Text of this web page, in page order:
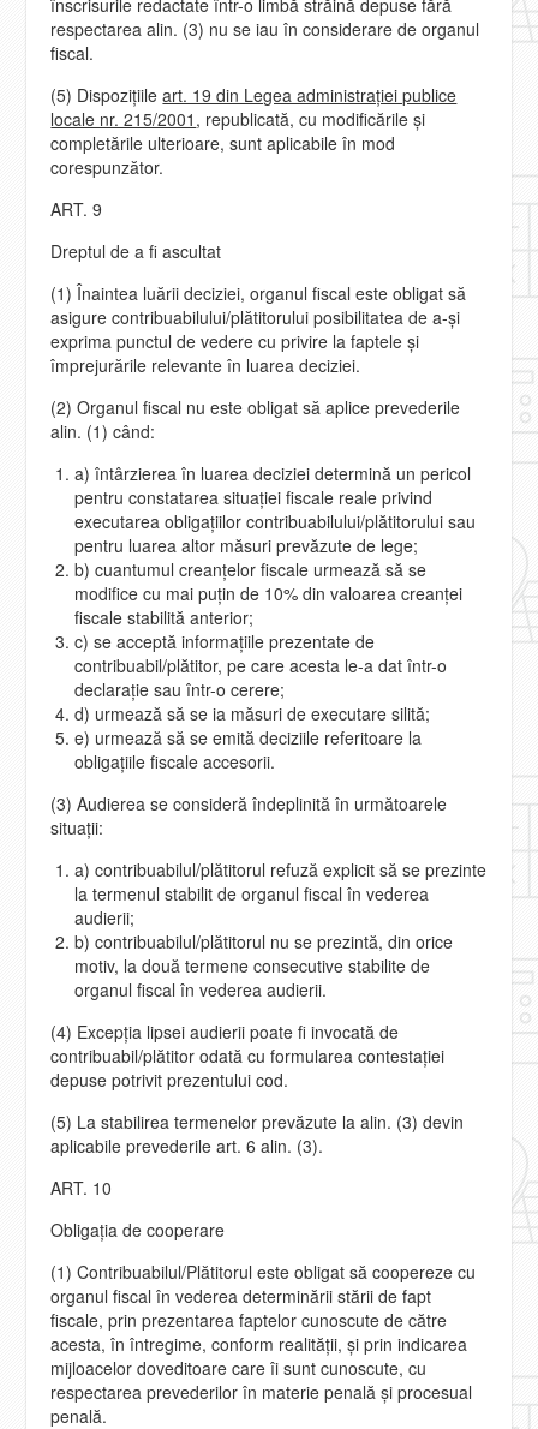
respectarea alin. (3) nu se iau în considerare de organul
fiscal.
(5) Dispoziţiileart. 19 din Legea administraţiei publice
locale nr. 215/2001 , republicată, cu modificările şi
completările ulterioare, sunt aplicabile în mod
corespunzător.
ART. 9
Dreptul de a fi ascultat
(1) Înaintea luării deciziei, organul fiscal este obligat să
asigure contribuabilului/plătitorului posibilitatea de a-şi
exprima punctul de vedere cu privire la faptele şi
împrejurările relevante în luarea deciziei.
(2) Organul fiscal nu este obligat să aplice prevederile
alin. (1) când:
a) întârzierea în luarea deciziei determină un pericol
pentru constatarea situaţiei fiscale reale privind
executarea obligaţiilor contribuabilului/plătitorului sau
pentru luarea altor măsuri prevăzute de lege;
b) cuantumul creanţelor fiscale urmează să se
modifice cu mai puţin de 10% din valoarea creanţei
fiscale stabilită anterior;
c) se acceptă informaţiile prezentate de
contribuabil/plătitor, pe care acesta le-a dat într-o
declaraţie sau într-o cerere;
d) urmează să se ia măsuri de executare silită;
e) urmează să se emită deciziile referitoare la
obligaţiile fiscale accesorii.
(3) Audierea se consideră îndeplinită în următoarele
situaţii:
a) contribuabilul/plătitorul refuză explicit să se prezinte
la termenul stabilit de organul fiscal în vederea
audierii;
b) contribuabilul/plătitorul nu se prezintă, din orice
motiv, la două termene consecutive stabilite de
organul fiscal în vederea audierii.
(4) Excepţia lipsei audierii poate fi invocată de
contribuabil/plătitor odată cu formularea contestaţiei
depuse potrivit prezentului cod.
(5) La stabilirea termenelor prevăzute la alin. (3) devin
aplicabile prevederile art. 6 alin. (3).
ART. 10
Obligaţia de cooperare
(1) Contribuabilul/Plătitorul este obligat să coopereze cu
organul fiscal în vederea determinării stării de fapt
fiscale, prin prezentarea faptelor cunoscute de către
acesta, în întregime, conform realităţii, şi prin indicarea
mijloacelor doveditoare care îi sunt cunoscute, cu
respectarea prevederilor în materie penală şi procesual
penală.